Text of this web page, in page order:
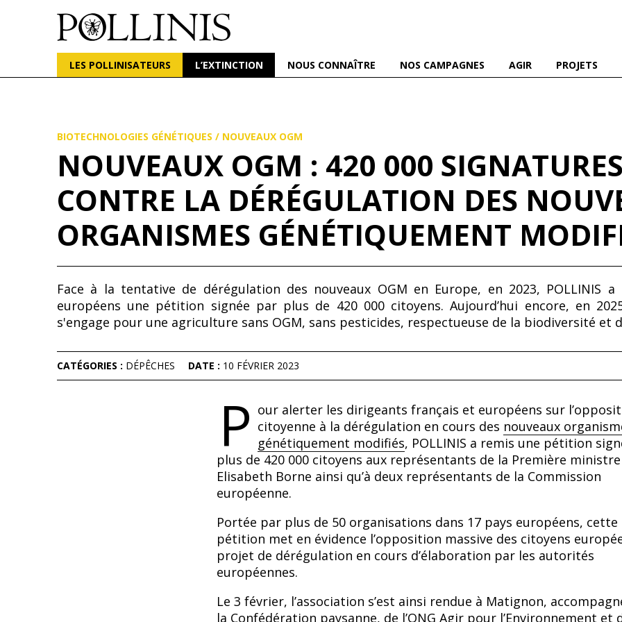
POLLINIS
LES POLLINISATEURS L’EXTINCTION NOUS CONNAÎTRE NOS CAMPAGNES AGIR PROJETS
BIOTECHNOLOGIES GÉNÉTIQUES / NOUVEAUX OGM
NOUVEAUX OGM : 420 000
CONTRE LA DÉRÉGULATION DES
ORGANISMES GÉNÉTIQUEMENT
Face à la tentative de dérégulation des nouveaux OGM en Europe, en 2023, POLLINIS
européens une pétition signée par plus de 420 000 citoyens. Aujourd’hui encore, en
s'engage pour une agriculture sans OGM, sans pesticides, respectueuse de la biodiversité et
CATÉGORIES : DÉPÊCHES DATE : 10 FÉVRIER 2023
P our alerter les dirigeants français et européens sur
citoyenne à la dérégulation en cours des nouveaux
génétiquement modifiés, POLLINIS a remis une pétition
plus de 420 000 citoyens aux représentants de la Première ministre
Elisabeth Borne ainsi qu’à deux représentants de la Commission
européenne.
Portée par plus de 50 organisations dans 17 pays européens, cette
pétition met en évidence l’opposition massive des citoyens
projet de dérégulation en cours d’élaboration par les autorités
européennes.
Le 3 février, l’association s’est ainsi rendue à Matignon,
la Confédération paysanne, de l’ONG Agir pour l’Environnement et